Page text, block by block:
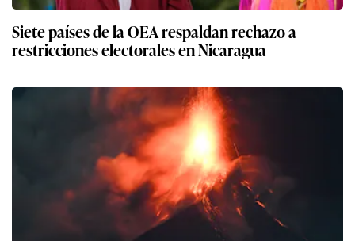
Siete países de la OEA respaldan rechazo a
restricciones electorales en Nicaragua